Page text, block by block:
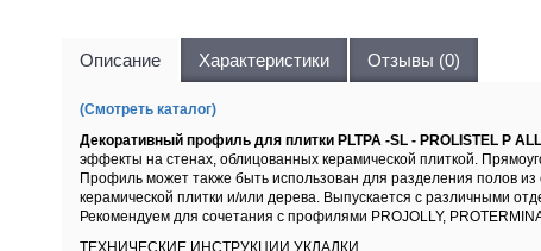
Описание Характеристики Отзывы (0)
(Смотреть каталог)
Декоративный профиль для плитки PLTPA -SL - PROLISTEL P
эффекты на стенах, облицованных керамической плиткой.
Профиль может также быть использован для разделения полов
керамической плитки и/или дерева. Выпускается с различными
Рекомендуем для сочетания с профилями PROJOLLY,
ТЕХНИЧЕСКИЕ ИНСТРУКЦИИ УКЛАДКИ,